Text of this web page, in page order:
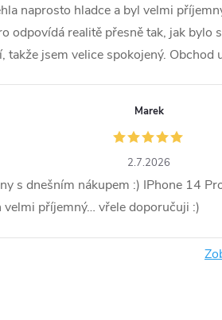
naprosto hladce a byl velmi
odpovídá realitě přesně tak, jak bylo
takže jsem velice spokojený. Obchod
Marek
2.7.2026
s dnešním nákupem :) IPhone 14
velmi příjemný… vřele doporučuji :)